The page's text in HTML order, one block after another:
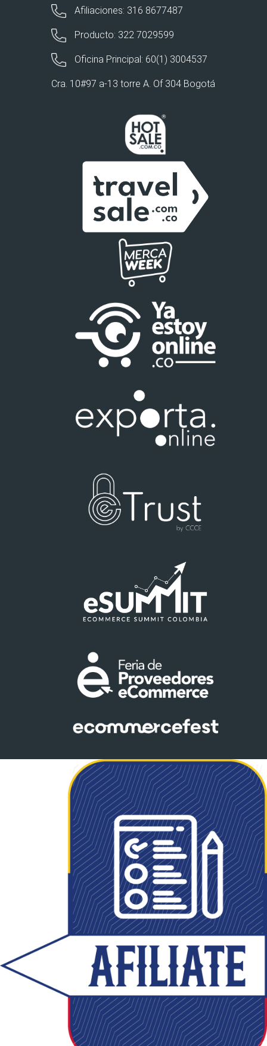
Afiliaciones: 316 8677487
Producto: 322 7029599
Oficina Principal: 60(1) 3004537
Cra. 10#97 a-13 torre A. Of 304 Bogotá